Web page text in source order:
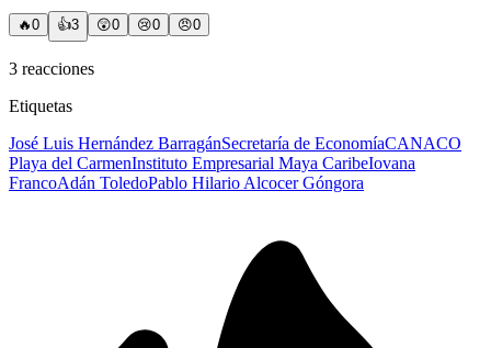
🔥0 👍3 😲0 😢0 😠0
3 reacciones
Etiquetas
José Luis Hernández BarragánSecretaría de EconomíaCANACO
Playa del CarmenInstituto Empresarial Maya CaribeIovana
FrancoAdán ToledoPablo Hilario Alcocer Góngora